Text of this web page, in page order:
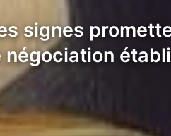
signes
négociation